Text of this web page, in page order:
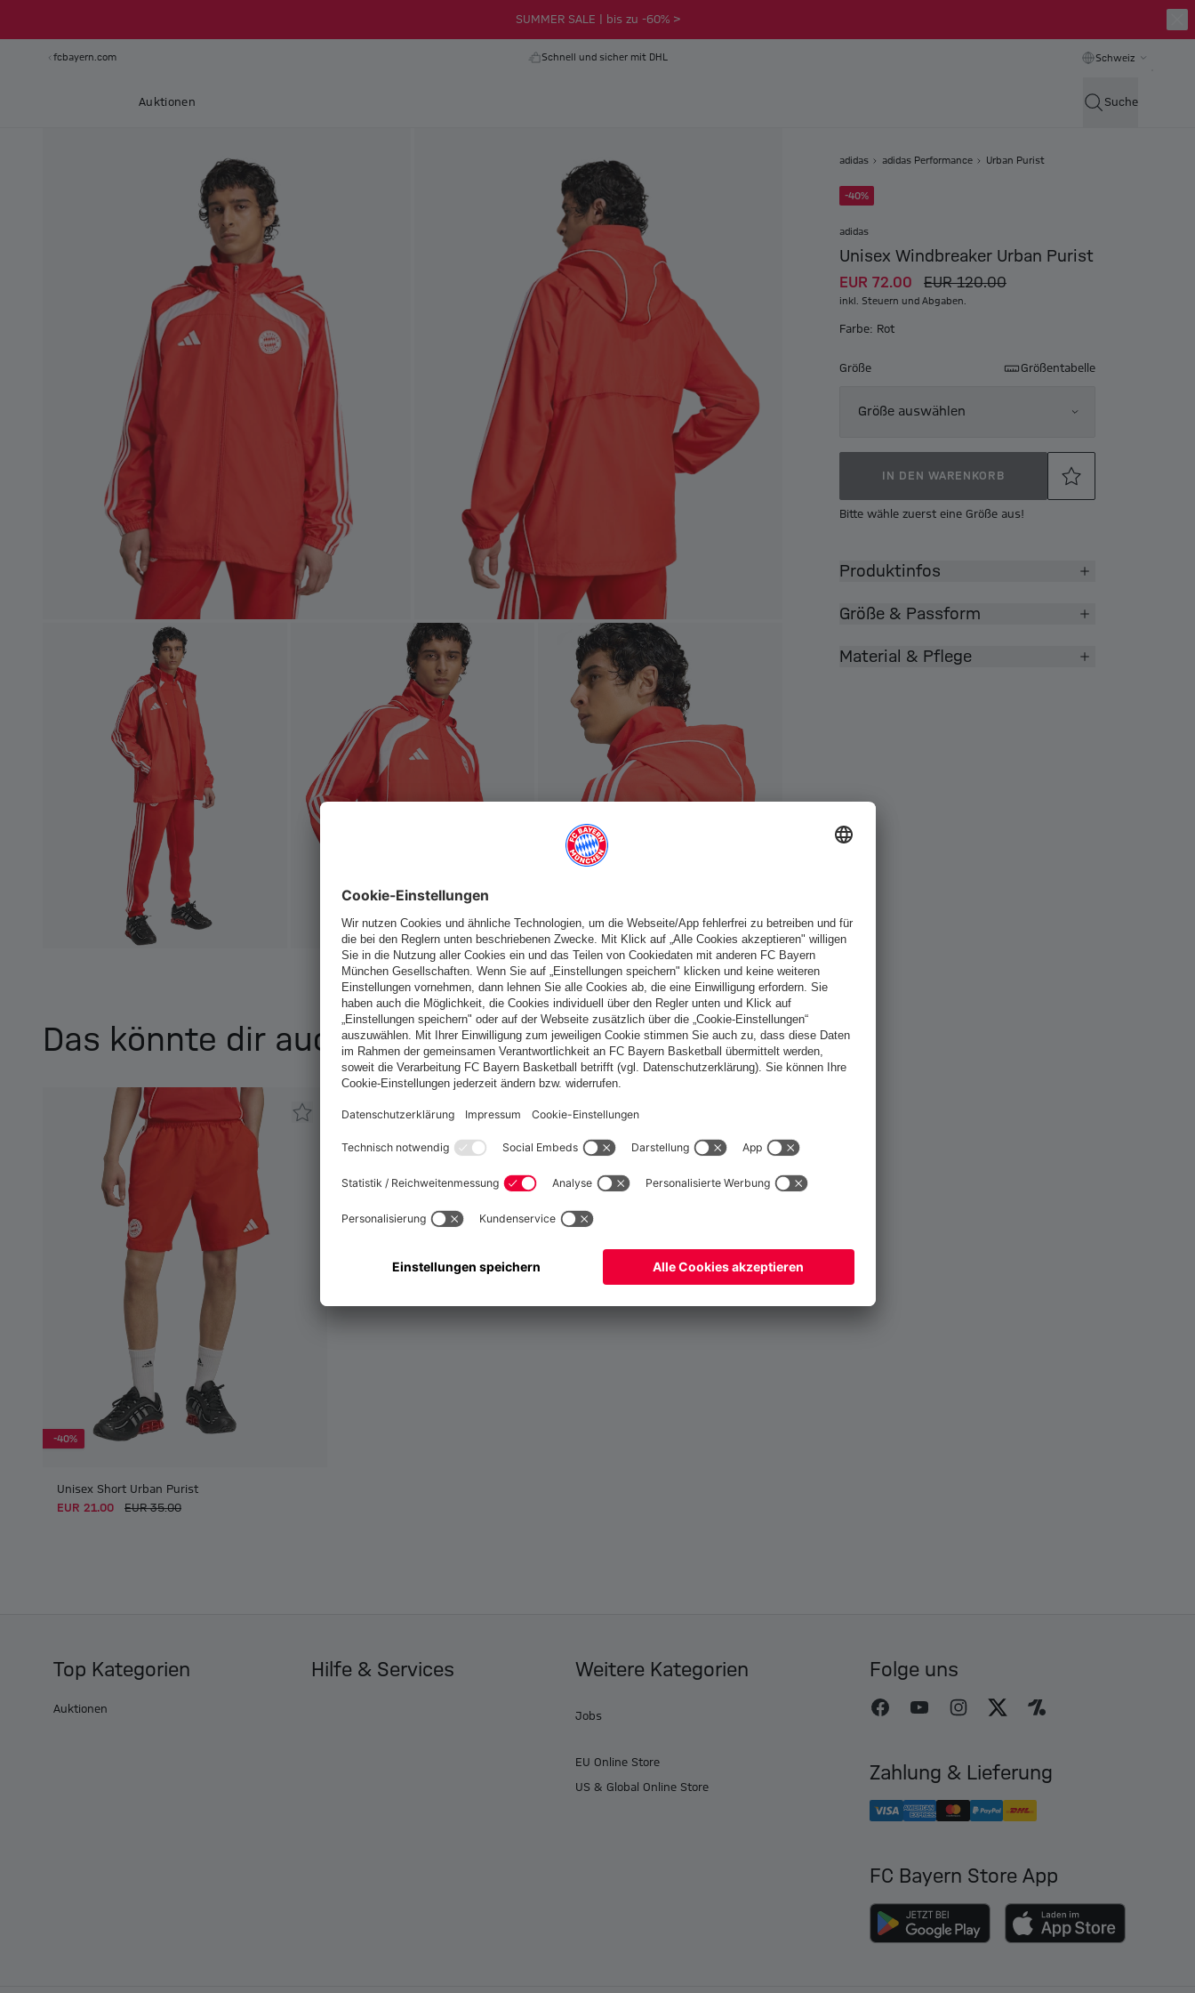
SUMMER SALE | bis zu -60% >
fcbayern.com Schnell und sicher mit DHL Schweiz
Auktionen Suche
adidas adidas Performance Urban Purist
-40%
adidas
Unisex Windbreaker Urban Purist
EUR 72.00 EUR 120.00
inkl. Steuern und Abgaben.
Farbe: Rot
Größe Größentabelle
Größe auswählen
IN DEN WARENKORB
Bitte wähle zuerst eine Größe aus!
Produktinfos
Größe & Passform
Material & Pflege
Das könnte dir auch gefallen
-40%
Unisex Short Urban Purist
EUR 21.00
EUR 35.00
Top Kategorien
Auktionen
Hilfe & Services Weitere Kategorien
Jobs
EU Online Store
US & Global Online Store
Folge uns
Zahlung & Lieferung
FC Bayern Store App
Möchtest du im StoreSchweizbleiben?
Ja,Schweiz, um dorthin zu liefern!
, um dorthin zu liefern!